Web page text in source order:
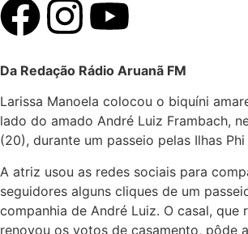
Da Redação Rádio Aruanã FM
Larissa Manoela colocou o biquíni
lado do amado André Luiz Frambach,
(20), durante um passeio pelas Ilhas
A atriz usou as redes sociais para
seguidores alguns cliques de um
companhia de André Luiz. O casal, que
renovou os votos de casamento, pôde